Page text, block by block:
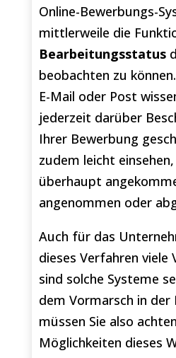
Online-Bewerbungs-
mittlerweile die
Bearbeitungsstatus
beobachten zu
E-Mail oder Post
jederzeit darüber
Ihrer Bewerbung
zudem leicht
überhaupt
angenommen oder
Auch für das
dieses Verfahren viele
sind solche Systeme
dem Vormarsch in der
müssen Sie also
Möglichkeiten dieses